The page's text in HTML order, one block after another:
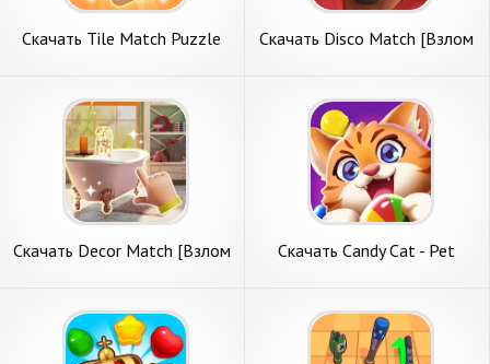
Скачать Tile Match Puzzle
Скачать Disco Match [Взлом
Скачать Decor Match [Взлом
Скачать Candy Cat - Pet
на Андроид